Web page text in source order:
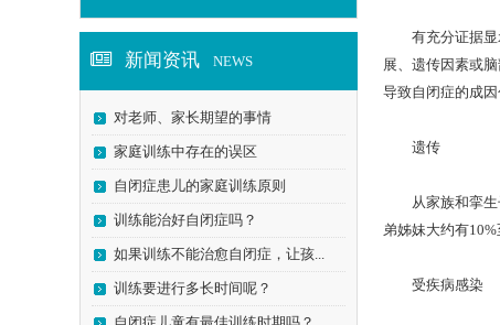
新闻资讯 NEWS
对老师、家长期望的事情
家庭训练中存在的误区
自闭症患儿的家庭训练原则
训练能治好自闭症吗？
如果训练不能治愈自闭症，让孩...
训练要进行多长时间呢？
有充分证据显示
展、遗传因素或
导致自闭症的成因
遗传
从家族和挛生子
弟姊妹大约有10%
受疾病感染